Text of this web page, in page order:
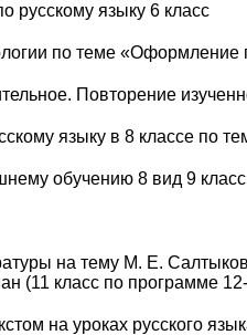
русскому языку 6 класс
по теме «Оформление
Повторение
языку в 8 классе по
обучению 8 вид 9 класс
на тему М. Е.
(11 класс по программе
на уроках русского